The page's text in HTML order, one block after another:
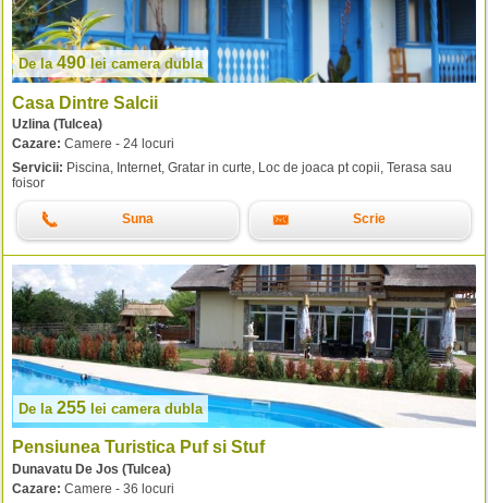
De la490leicamera dubla
Casa Dintre Salcii
Uzlina (Tulcea)
Cazare: Camere - 24 locuri
Servicii: Piscina, Internet, Gratar in curte, Loc de joaca pt copii, Terasa sau
foisor
Suna Scrie
De la 255 lei camera dubla
Pensiunea Turistica Puf si Stuf
Dunavatu De Jos (Tulcea)
Cazare: Camere - 36 locuri